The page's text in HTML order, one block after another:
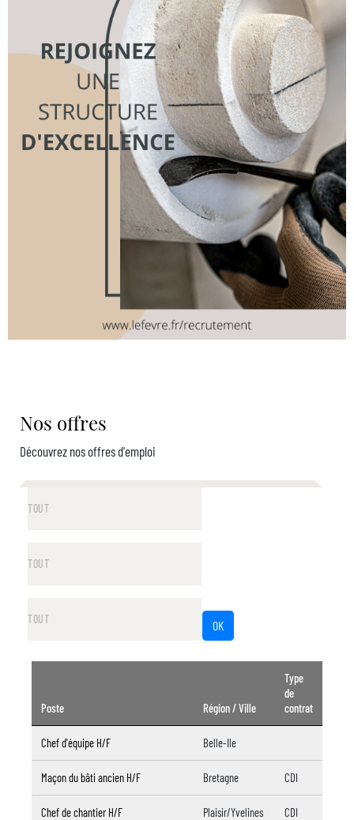
Nos offres
Découvrez nos offres d'emploi
Poste Région / Ville
Type
de
contrat
Chef d'équipe H/F Belle-Ile
Maçon du bâti ancien H/F Bretagne CDI
Chef de chantier H/F Plaisir/Yvelines CDI